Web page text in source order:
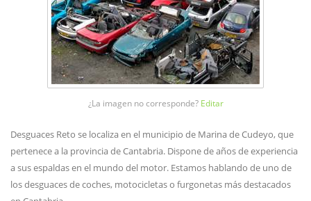
¿La imagen no corresponde? Editar
Desguaces Reto se localiza en el municipio de Marina de Cudeyo, que
pertenece a la provincia de Cantabria. Dispone de años de experiencia
a sus espaldas en el mundo del motor. Estamos hablando de uno de
los desguaces de coches, motocicletas o furgonetas más destacados